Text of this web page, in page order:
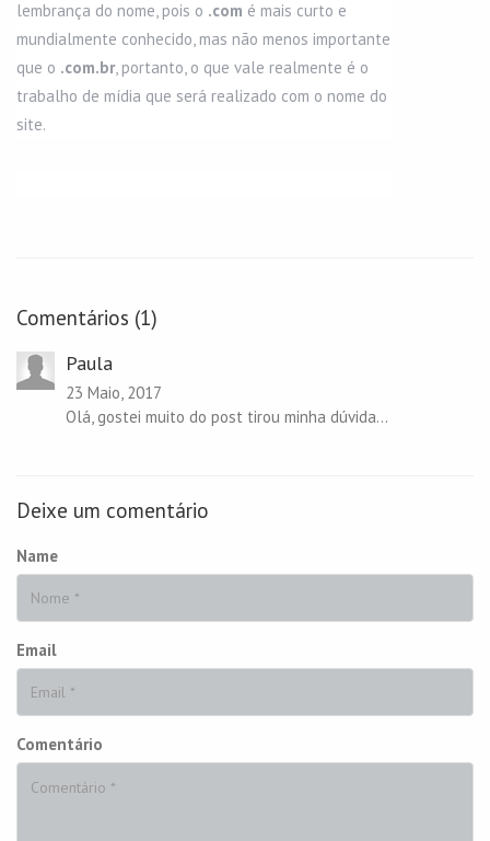
lembrança do nome, pois o .com é mais curto e
mundialmente conhecido, mas não menos importante
que o .com.br, portanto, o que vale realmente é o
trabalho de mídia que será realizado com o nome do
site.
Comentários (1)
Paula
23 Maio, 2017
Olá, gostei muito do post tirou minha dúvida...
Deixe um comentário
Name
Email
Comentário